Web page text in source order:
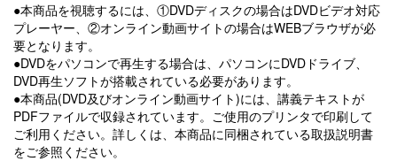
●本商品を視聴するには、①DVDディスクの場合はDVDビデオ対応
プレーヤー、②オンライン動画サイトの場合はWEBブラウザが必
要となります。
●DVDをパソコンで再生する場合は、パソコンにDVDドライブ、
DVD再生ソフトが搭載されている必要があります。
●本商品(DVD及びオンライン動画サイト)には、講義テキストが
PDFファイルで収録されています。ご使用のプリンタで印刷して
ご利用ください。詳しくは、本商品に同梱されている取扱説明書
をご参照ください。